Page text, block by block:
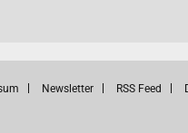
Newsletter RSS Feed